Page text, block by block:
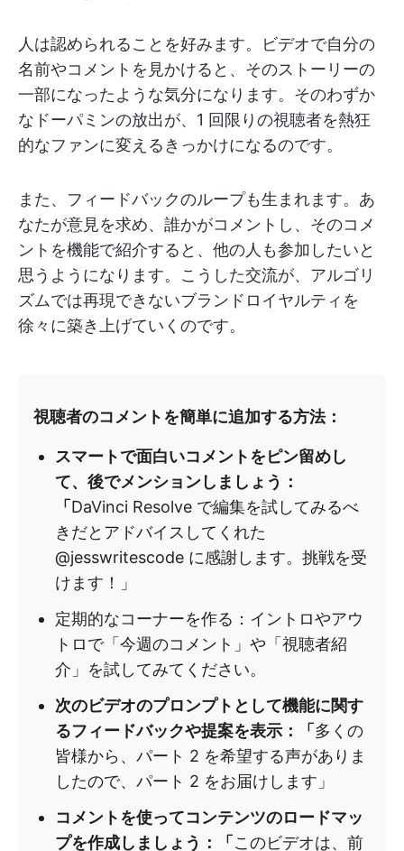
人は認められることを好みます。ビデオで自分の
名前やコメントを見かけると、そのストーリーの
一部になったような気分になります。そのわずか
なドーパミンの放出が、1 回限りの視聴者を熱狂
的なファンに変えるきっかけになるのです。
また、フィードバックのループも生まれます。あ
なたが意見を求め、誰かがコメントし、そのコメ
ントを機能で紹介すると、他の人も参加したいと
思うようになります。こうした交流が、アルゴリ
ズムでは再現できないブランドロイヤルティを
徐々に築き上げていくのです。
視聴者のコメントを簡単に追加する方法：
スマートで面白いコメントをピン留めし
て、後でメンションしましょう：
「 DaVinci Resolve で編集を試してみるべ
きだとアドバイスしてくれた
@jesswritescode に感謝します。挑戦を受
けます！」
定期的なコーナーを作る：イントロやアウ
トロで「今週のコメント」や「視聴者紹
介」を試してみてください。
次のビデオのプロンプトとして機能に関す
るフィードバックや提案を表示：「 多くの
皆様から、パート 2 を希望する声がありま
したので、パート 2 をお届けします」
コメントを使ってコンテンツのロードマッ
プを作成しましょう：「 このビデオは、前